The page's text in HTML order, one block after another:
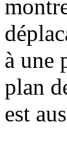
à une
plan
est